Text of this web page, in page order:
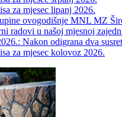
za mjesec lipanj 2026.
ovogodišnje MNL MZ
radovi u našoj mjesnoj
Nakon odigrana dva
za mjesec kolovoz 2026.